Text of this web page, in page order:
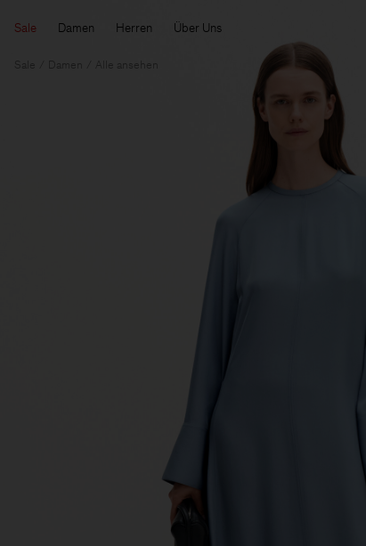
Sale Damen Herren Über Uns
Sale Damen Alle ansehen